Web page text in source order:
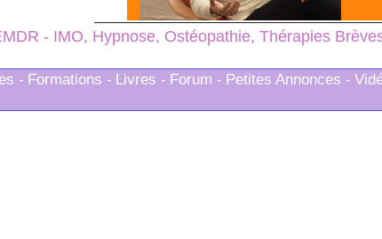
- IMO, Hypnose, Ostéopathie, Thérapies
- Formations - Livres - Forum - Petites Annonces -